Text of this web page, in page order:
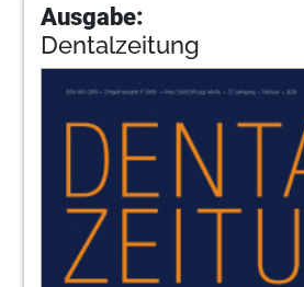
Ausgabe:
Dentalzeitung